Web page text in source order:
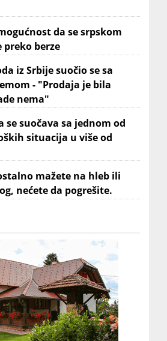
da se srpskom
berze
iz Srbije suočio se sa
- "Prodaja je bila
nema"
se suočava sa jednom od
situacija u više od
mažete na hleb ili
nećete da pogrešite.